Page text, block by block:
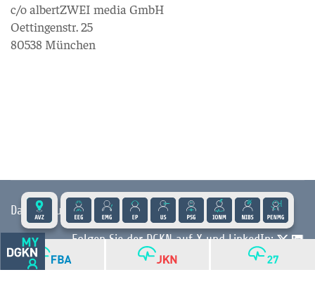
c/o albertZWEI media GmbH
Oettingenstr. 25
80538 München
Datenschutz |Impressum| Kontakt | Presse
Folgen Sie der DGKN auf X und LinkedIn:
© 2026 DGKN | Privacy by Design